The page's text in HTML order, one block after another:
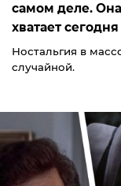
самом деле.
хватает сегодня
Ностальгия в
случайной.